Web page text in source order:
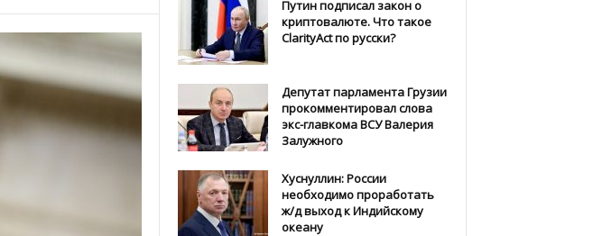
Путин подписал закон о
криптовалюте. Что такое
ClarityAct по русски?
Депутат парламента Грузии
прокомментировал слова
экс-главкома ВСУ Валерия
Залужного
Хуснуллин: России
необходимо проработать
ж/д выход к Индийскому
океану